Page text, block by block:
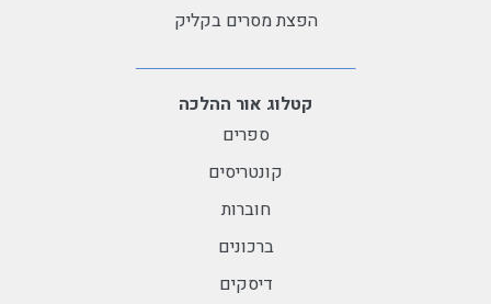
הפצת מסרים בקליק
קטלוג אור ההלכה
ספרים
קונטריסים
חוברות
ברכונים
דיסקים